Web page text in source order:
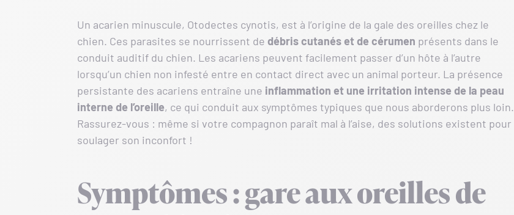
Un acarien minuscule, Otodectes cynotis, est à l’origine de la gale des oreilles chez le
chien. Ces parasites se nourrissent de débris cutanés et de cérumen présents dans le
conduit auditif du chien. Les acariens peuvent facilement passer d’un hôte à l’autre
lorsqu’un chien non infesté entre en contact direct avec un animal porteur. La présence
persistante des acariens entraîne une inflammation et une irritation intense de la peau
interne de l’oreille, ce qui conduit aux symptômes typiques que nous aborderons plus loin.
Rassurez-vous : même si votre compagnon paraît mal à l’aise, des solutions existent pour
soulager son inconfort !
Symptômes : gare aux oreilles de